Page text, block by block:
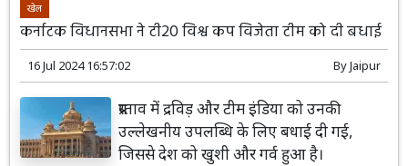
खेल
कर्नाटक विधानसभा ने टी20 विश्व कप विजेता टीम को दी बधाई
16 Jul 2024 16:57:02 ByJaipur
प्रस्ताव में द्रविड़ और टीम इंडिया को उनकी
उल्लेखनीय उपलब्धि के लिए बधाई दी गई,
जिससे देश को खुशी और गर्व हुआ है।